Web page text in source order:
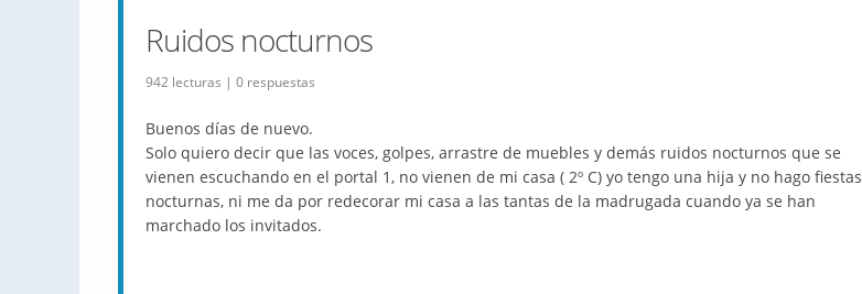
Ruidos nocturnos
942 lecturas | 0 respuestas
Buenos días de nuevo.
Solo quiero decir que las voces, golpes, arrastre de muebles y demás ruidos nocturnos que se
vienen escuchando en el portal 1, no vienen de mi casa ( 2º C) yo tengo una hija y no hago fiestas
nocturnas, ni me da por redecorar mi casa a las tantas de la madrugada cuando ya se han
marchado los invitados.